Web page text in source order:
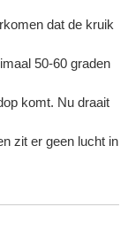
dat de kruik
50-60 graden
komt. Nu draait
zit er geen lucht in